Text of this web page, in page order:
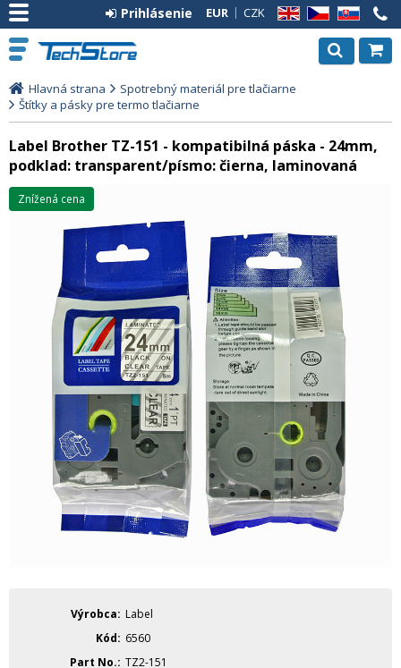
EN CZ SK
EUR CZK
Prihlásenie
Hlavná strana
Spotrebný materiál pre tlačiarne
Štítky a pásky pre termo tlačiarne
Label Brother TZ-151 - kompatibilná páska - 24mm,
podklad: transparent/písmo: čierna, laminovaná
Znížená cena
Výrobca
Label
Kód
6560
Part No. TZ2-151